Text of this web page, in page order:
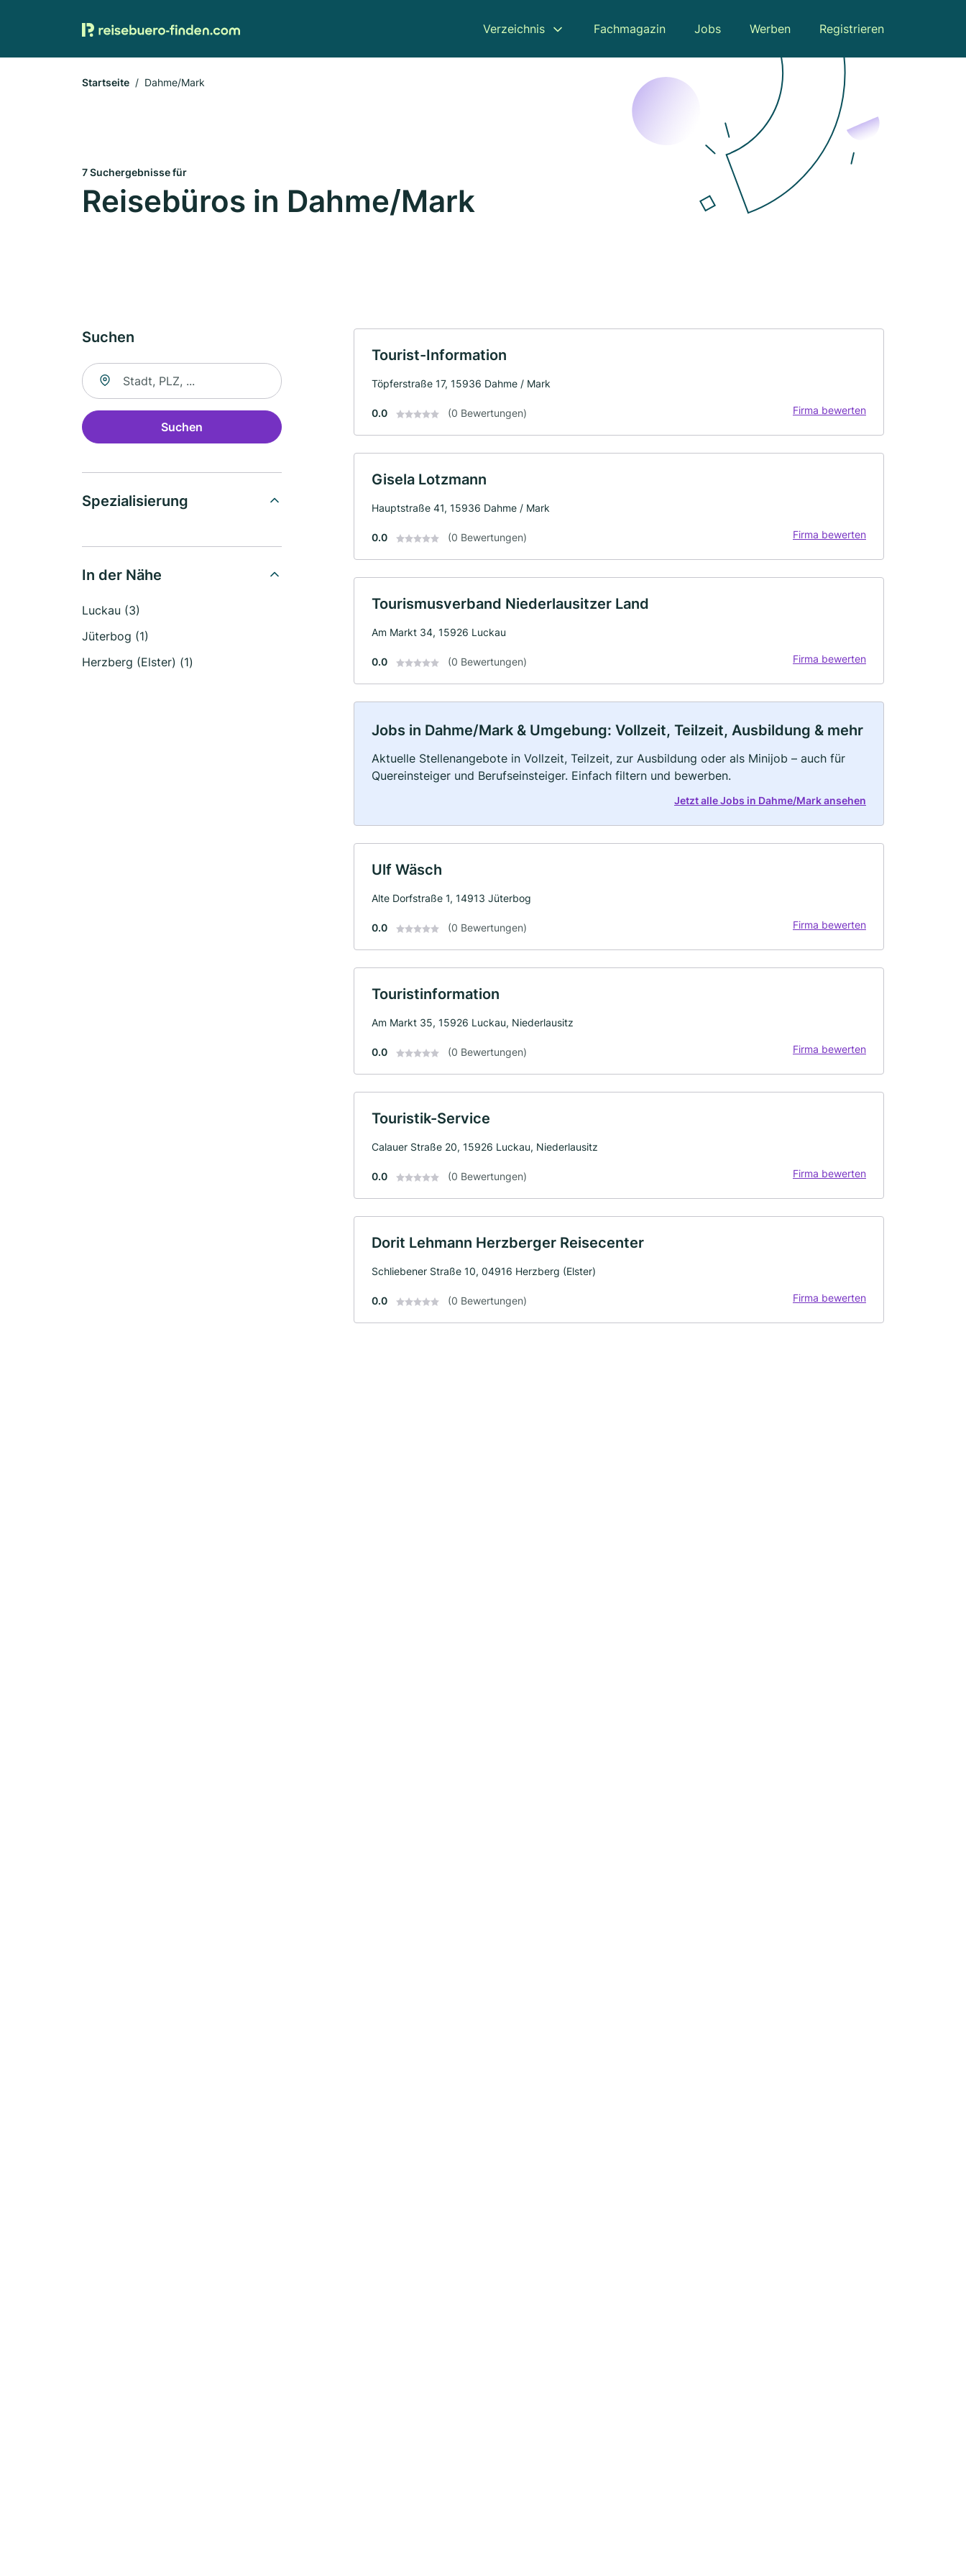
Verzeichnis Fachmagazin Jobs Werben Registrieren
Startseite Dahme/Mark
7 Suchergebnisse für
Reisebüros in Dahme/Mark
Suchen
Suche nach Ort
Suchen
Spezialisierung
In der Nähe
Luckau (3)
Jüterbog (1)
Herzberg (Elster) (1)
Tourist-Information
Töpferstraße 17, 15936 Dahme / Mark
0.0 (0 Bewertungen) Firma bewerten
Gisela Lotzmann
Hauptstraße 41, 15936 Dahme / Mark
0.0 (0 Bewertungen) Firma bewerten
Tourismusverband Niederlausitzer Land
Am Markt 34, 15926 Luckau
0.0 (0 Bewertungen) Firma bewerten
Jobs in Dahme/Mark & Umgebung: Vollzeit, Teilzeit, Ausbildung & mehr
Aktuelle Stellenangebote in Vollzeit, Teilzeit, zur Ausbildung oder als Minijob – auch für
Quereinsteiger und Berufseinsteiger. Einfach filtern und bewerben.
Jetzt alle Jobs in Dahme/Mark ansehen
Ulf Wäsch
Alte Dorfstraße 1, 14913 Jüterbog
0.0 (0 Bewertungen) Firma bewerten
Touristinformation
Am Markt 35, 15926 Luckau, Niederlausitz
0.0 (0 Bewertungen) Firma bewerten
Touristik-Service
Calauer Straße 20, 15926 Luckau, Niederlausitz
0.0 (0 Bewertungen) Firma bewerten
Dorit Lehmann Herzberger Reisecenter
Schliebener Straße 10, 04916 Herzberg (Elster)
0.0 (0 Bewertungen) Firma bewerten